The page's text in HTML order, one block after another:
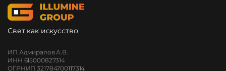
Свет как искусство
ИП Адмиралов А.В.
ИНН 615000827314
ОГРНИП 321784700117314